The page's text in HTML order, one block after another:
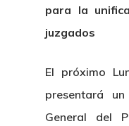
para la
juzgados
El próximo
presentará
General del